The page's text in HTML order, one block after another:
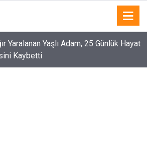
Yaralanan Yaşlı Adam, 25 Günlük Hayat
Kaybetti